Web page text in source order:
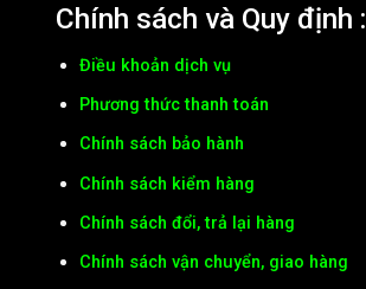
Chính sách và Quy định :
Điều khoản dịch vụ
Phương thức thanh toán
Chính sách bảo hành
Chính sách kiểm hàng
Chính sách đổi, trả lại hàng
Chính sách vận chuyển, giao hàng